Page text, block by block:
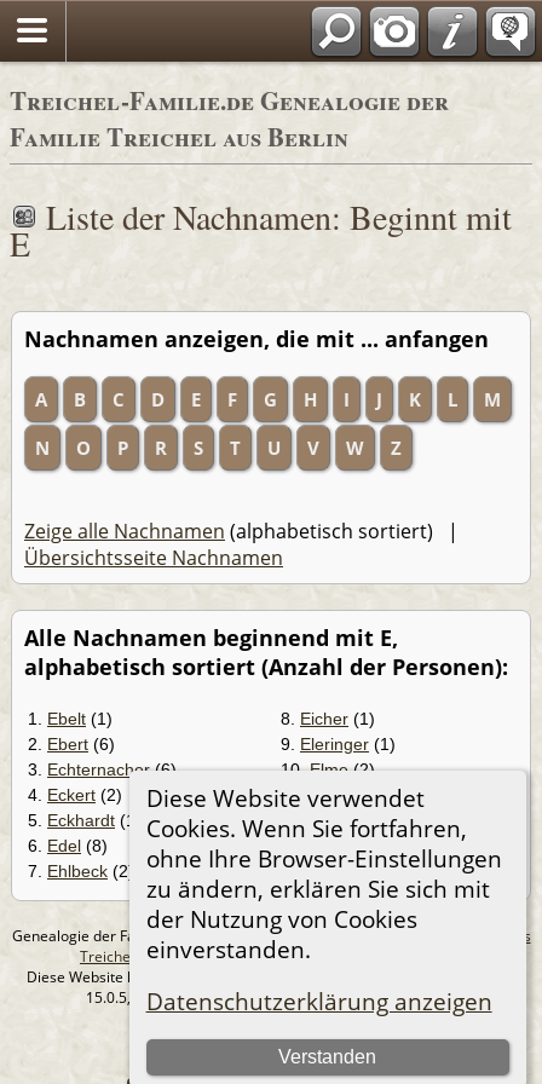
Adressbücher
Treichel-Familie.de Genealogie der
Familie Treichel aus Berlin
Diese Website verwendet
Cookies. Wenn Sie fortfahren,
ohne Ihre Browser-Einstellungen
zu ändern, erklären Sie sich mit
der Nutzung von Cookies
einverstanden.
Datenschutzerklärung anzeigen
Verstanden
Liste der Nachnamen: Beginnt mit
E
Nachnamen anzeigen, die mit ... anfangen
A B C D E F G H I J K L
M
N
O P R S T U V W Z
Zeige alle Nachnamen (alphabetisch sortiert) |
Übersichtsseite Nachnamen
Alle Nachnamen beginnend mit E,
alphabetisch sortiert (Anzahl der Personen):
1. Ebelt (1)
2. Ebert (6)
3. Echternacher(6)
4. Eckert (2)
5. Eckhardt (1)
6. Edel (8)
7. Ehlbeck (2)
8. Eicher (1)
9. Eleringer (1)
10.Elme(2)
11.Engisch(1)
Erickson
(1)
Genealogie der Familie Treichel aus Berlin. - erstellt und betreut von
Andreas
Treichel
Copyright © 2014-2026 Alle Rechte vorbehalten.
Diese Website läuft mit
15.0.5, programmiert von Darrin Lythgoe © 2001-2026.
Datenschutzerklärung
--- Self-Hosted at home ---